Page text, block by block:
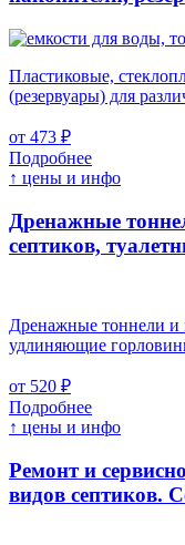
Пластиковые,
(резервуары) для
от 473 ₽
Подробнее
↑ цены и инфо
Дренажные
септиков,
Дренажные тоннели
удлиняющие
от 520 ₽
Подробнее
↑ цены и инфо
Ремонт и
видов септиков.